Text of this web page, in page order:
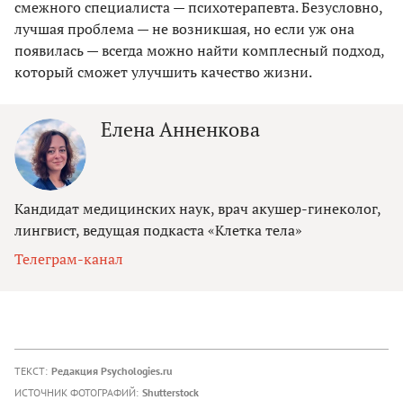
смежного специалиста — психотерапевта. Безусловно,
лучшая проблема — не возникшая, но если уж она
появилась — всегда можно найти комплесный подход,
который сможет улучшить качество жизни.
Елена Анненкова
Кандидат медицинских наук, врач акушер-гинеколог,
лингвист, ведущая подкаста «Клетка тела»
Телеграм-канал
ТЕКСТ: Редакция Psychologies.ru
ИСТОЧНИК ФОТОГРАФИЙ: Shutterstock